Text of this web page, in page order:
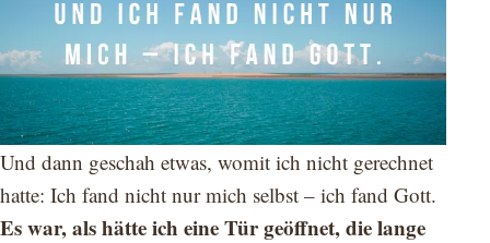
Und dann geschah etwas, womit ich nicht gerechnet
hatte: Ich fand nicht nur mich selbst – ich fand Gott.
Es war, als hätte ich eine Tür geöffnet, die lange